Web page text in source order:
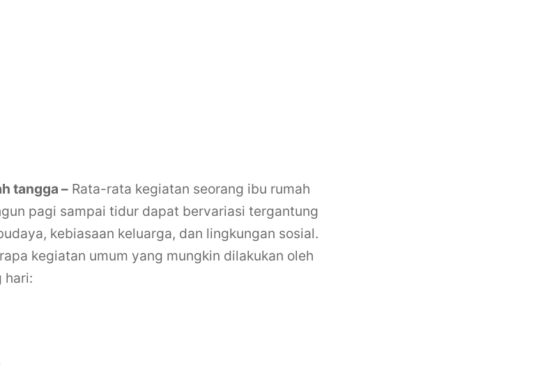
tangga – Rata-rata kegiatan seorang ibu rumah
pagi sampai tidur dapat bervariasi tergantung
kebiasaan keluarga, dan lingkungan sosial.
kegiatan umum yang mungkin dilakukan oleh
hari: